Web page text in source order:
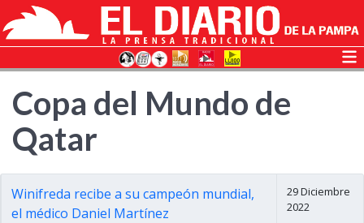
Copa del Mundo de
Qatar
Winifreda recibe a su campeón mundial,
el médico Daniel Martínez
29 Diciembre
2022